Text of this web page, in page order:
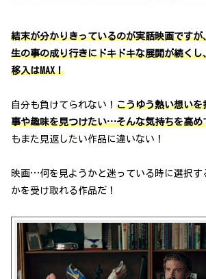
結末が分かりきっているのが実話映画ですが
生の事の成り行きにドキドキな展開が続くし
移入はMAX！
自分も負けてられない！ こうゆう熱い想いを
事や趣味を見つけたい…そんな気持ちを高め
もまた見返したい作品に違いない！
映画…何を見ようかと迷っている時に選択す
かを受け取れる作品だ！